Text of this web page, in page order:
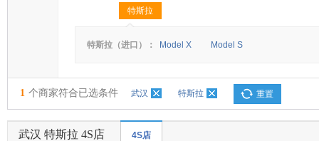
特斯拉
◆
◆
特斯拉（进口）： Model X Model S
1 个商家符合已选条件 武汉 特斯拉 重置
武汉 特斯拉 4S店 4S店